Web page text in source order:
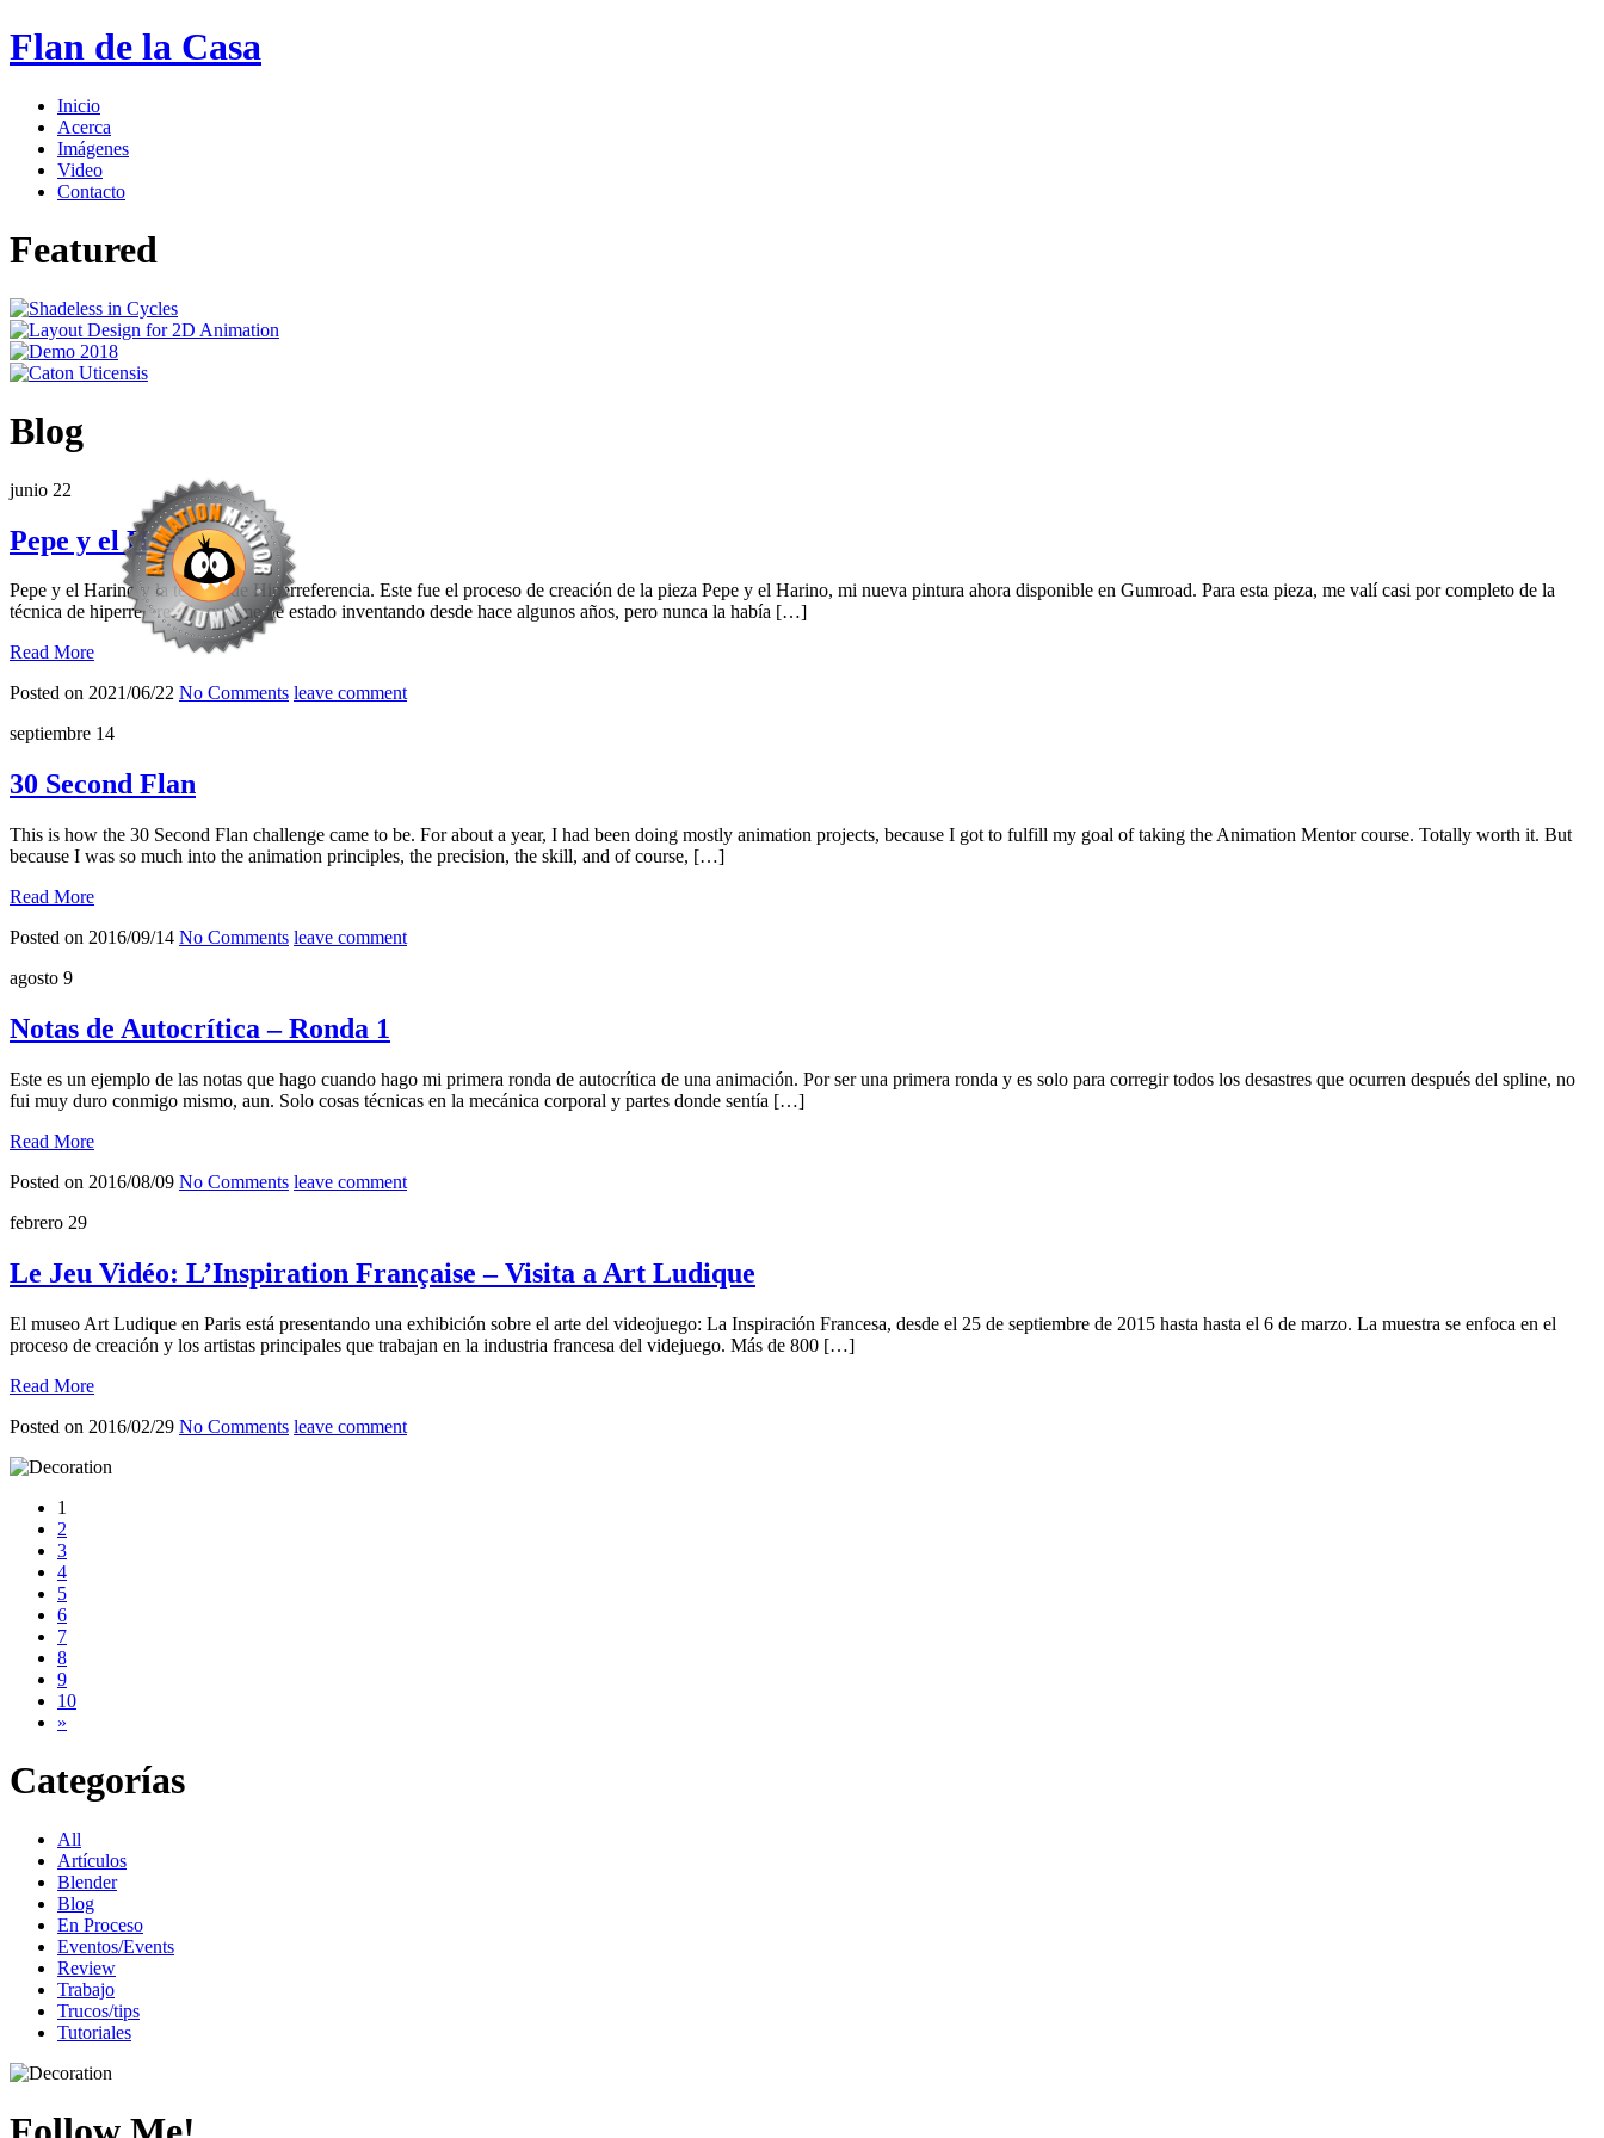
Flan de la Casa
Inicio
Acerca
Imágenes
Video
Contacto
Featured
Blog
junio 22
Pepe y el Harino
Pepe y el Harino y la técnica de Hiperreferencia. Este fue el proceso de creación de la pieza Pepe y el Harino, mi nueva pintura ahora disponible en Gumroad. Para esta pieza, me valí casi por completo de la
técnica de hiperreferencia que me he estado inventando desde hace algunos años, pero nunca la había […]
Read More
Posted on 2021/06/22 No Comments leave comment
septiembre 14
30 Second Flan
This is how the 30 Second Flan challenge came to be. For about a year, I had been doing mostly animation projects, because I got to fulfill my goal of taking the Animation Mentor course. Totally worth it. But
because I was so much into the animation principles, the precision, the skill, and of course, […]
Read More
Posted on 2016/09/14 No Comments leave comment
agosto 9
Notas de Autocrítica – Ronda 1
Este es un ejemplo de las notas que hago cuando hago mi primera ronda de autocrítica de una animación. Por ser una primera ronda y es solo para corregir todos los desastres que ocurren después del spline, no
fui muy duro conmigo mismo, aun. Solo cosas técnicas en la mecánica corporal y partes donde sentía […]
Read More
Posted on 2016/08/09 No Comments leave comment
febrero 29
Le Jeu Vidéo: L’Inspiration Française – Visita a Art Ludique
El museo Art Ludique en Paris está presentando una exhibición sobre el arte del videojuego: La Inspiración Francesa, desde el 25 de septiembre de 2015 hasta hasta el 6 de marzo. La muestra se enfoca en el
proceso de creación y los artistas principales que trabajan en la industria francesa del videjuego. Más de 800 […]
Read More
Posted on 2016/02/29 No Comments leave comment
1
2
3
4
5
6
7
8
9
10
»
Categorías
All
Artículos
Blender
Blog
En Proceso
Eventos/Events
Review
Trabajo
Trucos/tips
Tutoriales